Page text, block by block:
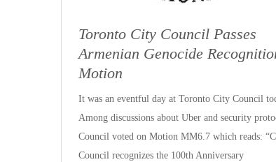
Toronto City Council Passes
Armenian Genocide
Motion
It was an eventful day at Toronto City Council
Among discussions about Uber and security
Council voted on Motion MM6.7 which reads:
Council recognizes the 100th Anniversary